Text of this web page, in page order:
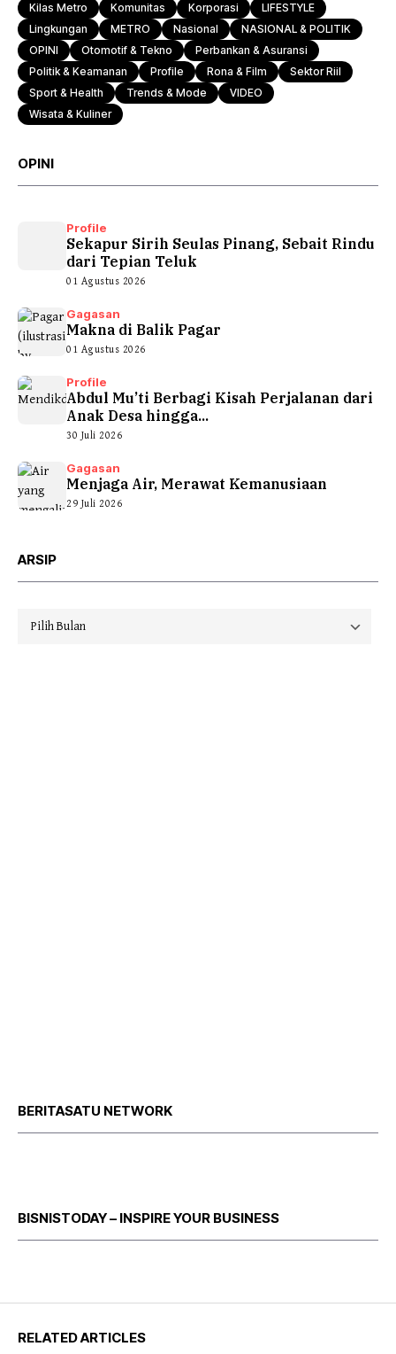
Kilas Metro Komunitas Korporasi
LIFESTYLE
Lingkungan
METRO Nasional
NASIONAL & POLITIK
OPINI
Otomotif & Tekno
Perbankan & Asuransi
Politik & Keamanan
Profile Rona & Film
Sektor Riil
Sport & Health
Trends & Mode
VIDEO
Wisata & Kuliner
OPINI
Profile
Sekapur Sirih Seulas Pinang, Sebait Rindu
dari Tepian Teluk
01 Agustus 2026
Gagasan
Makna di Balik Pagar
01 Agustus 2026
Profile
Abdul Mu’ti Berbagi Kisah Perjalanan dari
Anak Desa hingga...
30 Juli 2026
Gagasan
Menjaga Air, Merawat Kemanusiaan
29 Juli 2026
ARSIP
Arsip
BERITASATU NETWORK
BISNISTODAY – INSPIRE YOUR BUSINESS
RELATED ARTICLES